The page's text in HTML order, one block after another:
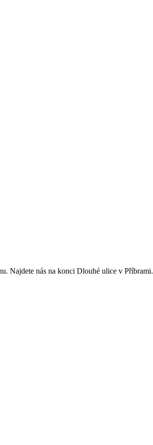
Najdete nás na konci Dlouhé ulice v Příbrami.